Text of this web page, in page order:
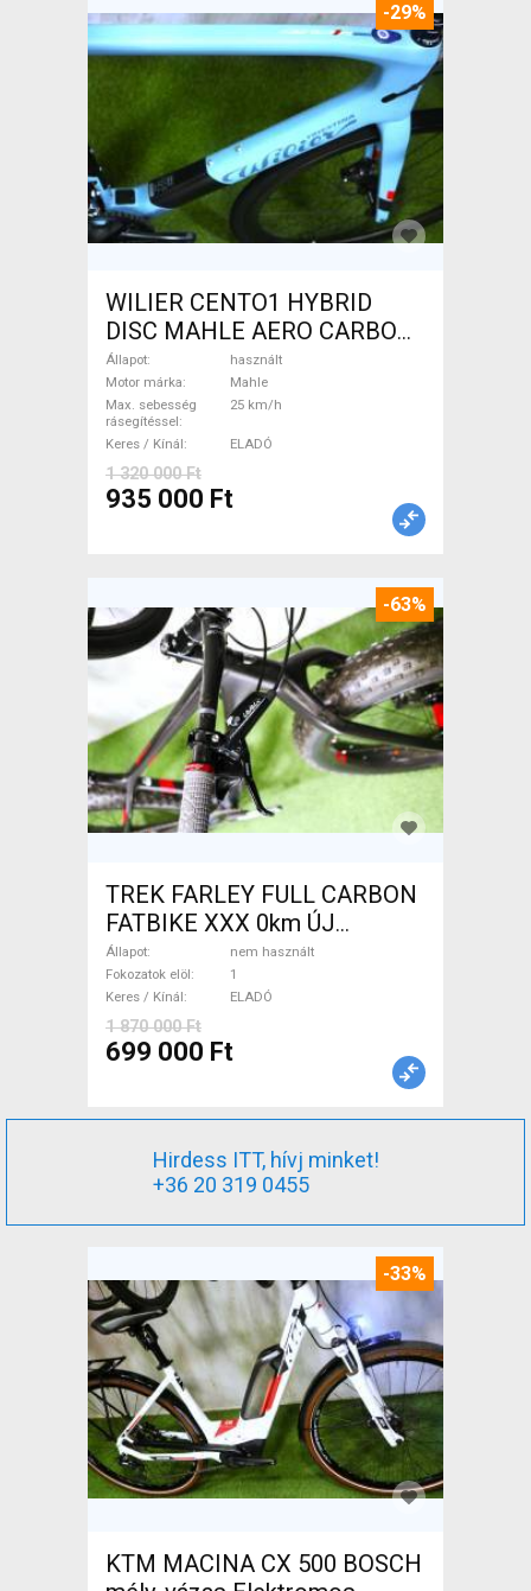
-29%
WILIER CENTO1 HYBRID
DISC MAHLE AERO CARBON
kerekek XL Elektromos
Országúti / Gravel Mahle
használt ELADÓ
Állapot
használt
Motor márka
Mahle
Max. sebesség
rásegítéssel
25 km/h
Keres / Kínál ELADÓ
1 320 000 Ft
935 000 Ft
-63%
TREK FARLEY FULL CARBON
FATBIKE XXX 0km ÚJ
WAMPA CF Fatbike nem
használt ELADÓ
Állapot
nem használt
Fokozatok elöl
1
Keres / Kínál
ELADÓ
1 870 000 Ft
699 000 Ft
Hirdess ITT, hívj minket!
+36 20 319 0455
-33%
KTM MACINA CX 500 BOSCH